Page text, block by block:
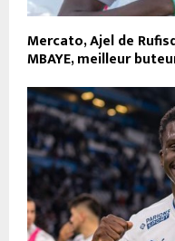
Mercato, Ajel de
MBAYE, meilleur